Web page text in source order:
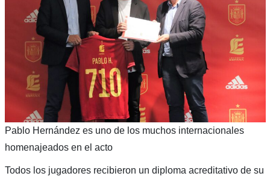
Pablo Hernández es uno de los muchos internacionales
homenajeados en el acto
Todos los jugadores recibieron un diploma acreditativo de su